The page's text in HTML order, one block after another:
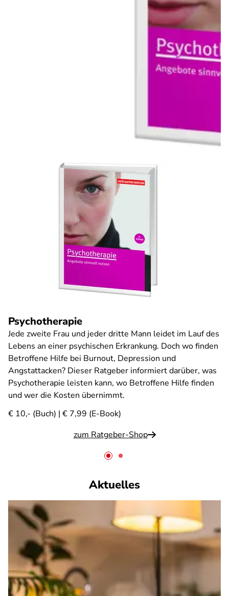
Psychotherapie
Jede zweite Frau und jeder dritte Mann leidet im Lauf des
Lebens an einer psychischen Erkrankung. Doch wo finden
Betroffene Hilfe bei Burnout, Depression und
Angstattacken? Dieser Ratgeber informiert darüber, was
Psychotherapie leisten kann, wo Betroffene Hilfe finden
und wer die Kosten übernimmt.
€ 10,- (Buch) | € 7,99 (E-Book)
zum Ratgeber-Shop
Aktuelles